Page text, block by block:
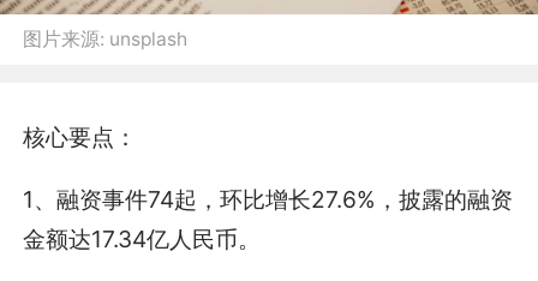
图片来源: unsplash
核心要点：
1、融资事件74起，环比增长27.6%，披露的融资
金额达17.34亿人民币。